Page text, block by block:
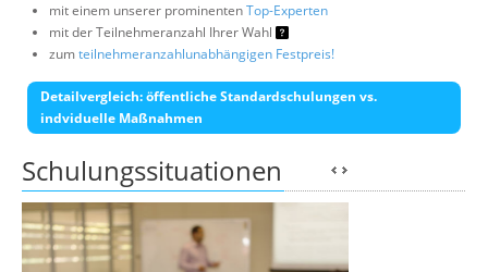
mit einem unserer prominentenTop-Experten
mit der Teilnehmeranzahl Ihrer Wahl
zumteilnehmeranzahlunabhängigen Festpreis!
Detailvergleich: öffentliche Standardschulungen vs.
indviduelle Maßnahmen
Schulungssituationen